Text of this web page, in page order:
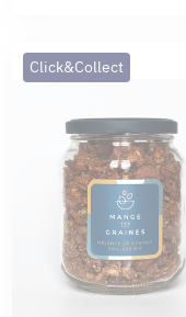
Click&Collect